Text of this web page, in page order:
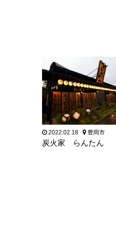
2022.02.18 豊岡市
炭火家 らんたん